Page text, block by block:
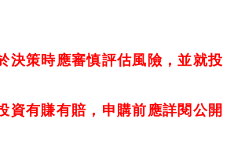
決策時應審慎評估風險，並就投
資有賺有賠，申購前應詳閱公開